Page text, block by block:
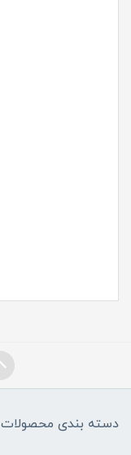
دسته بندی محصولات